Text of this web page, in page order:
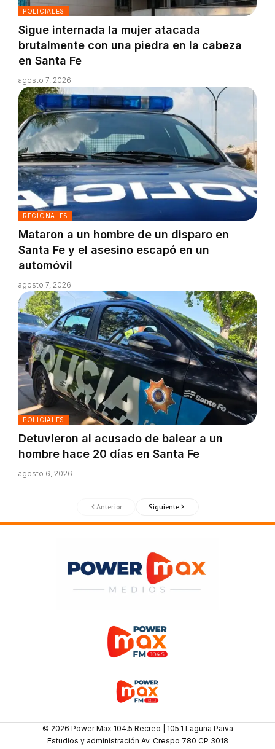
POLICIALES
Sigue internada la mujer atacada
brutalmente con una piedra en la cabeza
en Santa Fe
agosto 7, 2026
REGIONALES
Mataron a un hombre de un disparo en
Santa Fe y el asesino escapó en un
automóvil
agosto 7, 2026
POLICIALES
Detuvieron al acusado de balear a un
hombre hace 20 días en Santa Fe
agosto 6, 2026
Anterior Siguiente
© 2026 Power Max 104.5 Recreo | 105.1 Laguna Paiva
Estudios y administración Av. Crespo 780 CP 3018